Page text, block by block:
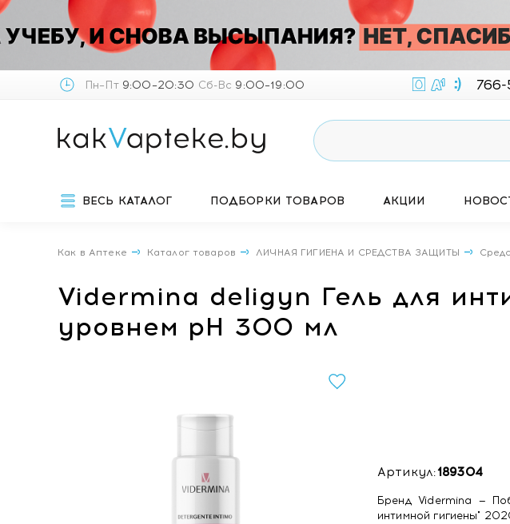
Пн–Пт9:00–20:30 Сб-Вс 9:00–19:00
ВЕСЬ КАТАЛОГ ПОДБОРКИ ТОВАРОВ АКЦИИ
Как в Аптеке Каталог товаров ЛИЧНАЯ ГИГИЕНА И СРЕДСТВА ЗАЩИТЫ
Vidermina deligyn Гель для
уровнем pH 300 мл
Артикул:189304
Бренд Vidermina —
интимной гигиены"